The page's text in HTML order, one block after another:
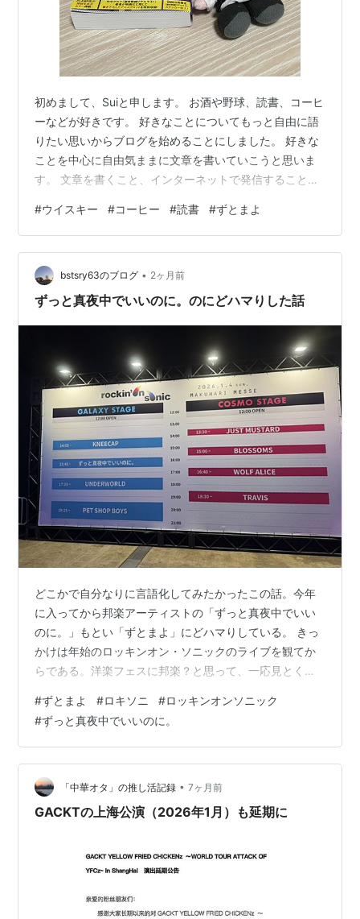
初めまして、Suiと申します。 お酒や野球、読書、コーヒ
ーなどが好きです。 好きなことについてもっと自由に語
りたい思いからブログを始めることにしました。 好きな
ことを中心に自由気ままに文章を書いていこうと思いま
す。 文章を書くこと、インターネットで発信することに
どうかよろしくお願いします。 写真は私の好きなもの達
です。 そのうち記事を書きたいなと思います。
#ウイスキー #コーヒー #読書 #ずとまよ
bstsry63のブログ • 2ヶ月前
ずっと真夜中でいいのに。のにどハマりした話
どこかで自分なりに言語化してみたかったこの話。今年
に入ってから邦楽アーティストの「ずっと真夜中でいい
のに。」もとい「ずとまよ」にどハマりしている。 きっ
かけは年始のロッキンオン・ソニックのライブを観てか
らである。洋楽フェスに邦楽？と思って、一応見とくか
通りなのか、どれくらい同じような人がいるのかわから
んがハマってしまったのである。 今年のロッキンオン・
ソニックと言ったら、メンツを見れば去年と比べて少し
弱い気もするし、ヘッドライナーのペットショップ・ボ
ーイズはキャンセルするしで会場まで来て引き返す人も
ちらほら居て少し怪しい雰囲気は正直あったように…
#ずとまよ #ロキソニ #ロッキンオンソニック
#ずっと真夜中でいいのに。
「中華オタ」の推し活記録 • 7ヶ月前
GACKTの上海公演（2026年1月）も延期に